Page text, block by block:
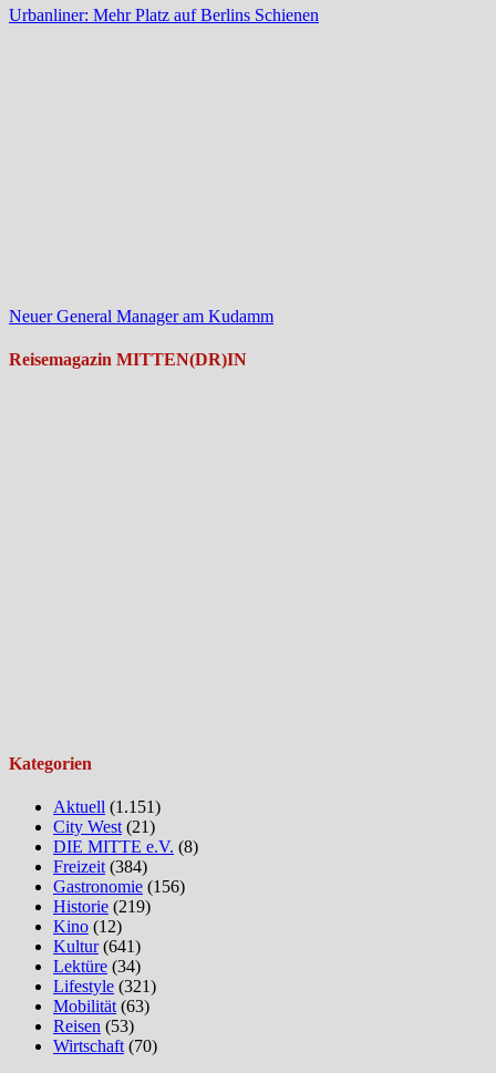
Urbanliner: Mehr Platz auf Berlins Schienen
Neuer General Manager am Kudamm
Reisemagazin MITTEN(DR)IN
Kategorien
Aktuell (1.151)
City West (21)
DIE MITTE e.V. (8)
Freizeit (384)
Gastronomie (156)
Historie (219)
Kino (12)
Kultur(641)
Lektüre (34)
Lifestyle (321)
Mobilität (63)
Reisen (53)
Wirtschaft (70)